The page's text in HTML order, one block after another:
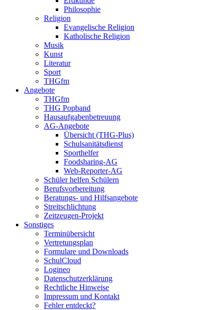
Philosophie
Religion
Evangelische Religion
Katholische Religion
Musik
Kunst
Literatur
Sport
THGfm
Angebote
THGfm
THG Popband
Hausaufgabenbetreuung
AG-Angebote
Übersicht (THG-Plus)
Schulsanitätsdienst
Sporthelfer
Foodsharing-AG
Web-Reporter-AG
Schüler helfen Schülern
Berufsvorbereitung
Beratungs- und Hilfsangebote
Streitschlichtung
Zeitzeugen-Projekt
Sonstiges
Terminübersicht
Vertretungsplan
Formulare und Downloads
SchulCloud
Logineo
Datenschutzerklärung
Rechtliche Hinweise
Impressum und Kontakt
Fehler entdeckt?